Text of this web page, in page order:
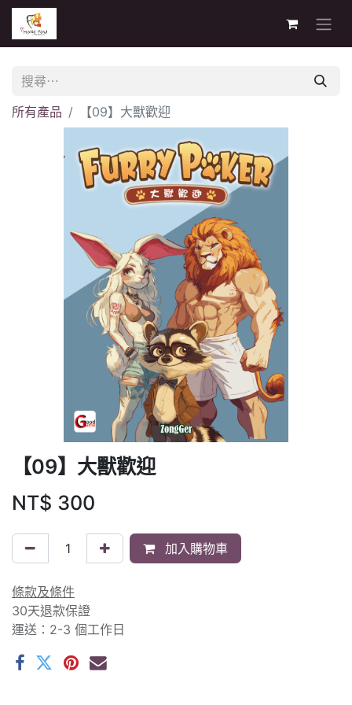
所有產品 【09】大獸歡迎
【09】大獸歡迎
NT$ 300
加入購物車
條款及條件
30天退款保證
運送：2-3 個工作日